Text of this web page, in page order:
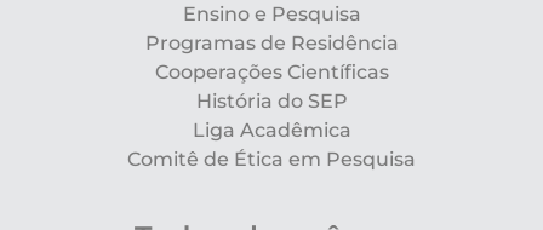
Ensino e Pesquisa
Programas de Residência
Cooperações Científicas
História do SEP
Liga Acadêmica
Comitê de Ética em Pesquisa